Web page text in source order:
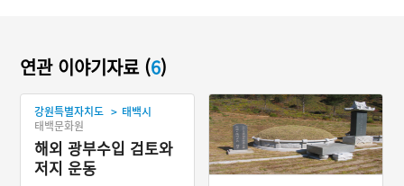
연관 이야기자료 (6)
강원특별자치도 > 태백시
태백문화원
해외 광부수입 검토와
저지 운동